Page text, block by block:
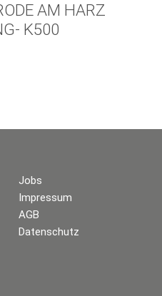
AM HARZ
K500
Jobs
Impressum
AGB
Datenschutz